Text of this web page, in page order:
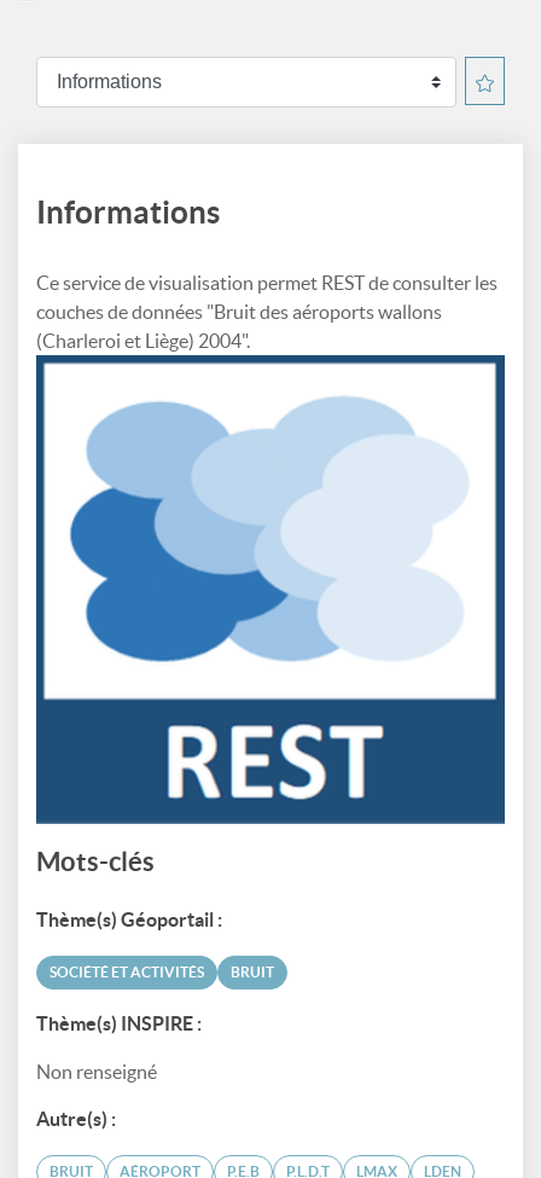
Informations
Ce service de visualisation permet REST de consulter les
couches de données "Bruit des aéroports wallons
(Charleroi et Liège) 2004".
Mots-clés
Thème(s) Géoportail :
SOCIÉTÉ ET ACTIVITÉS BRUIT
Thème(s) INSPIRE :
Non renseigné
Autre(s) :
BRUIT AÉROPORT P.E.B P.L.D.T LMAX LDEN